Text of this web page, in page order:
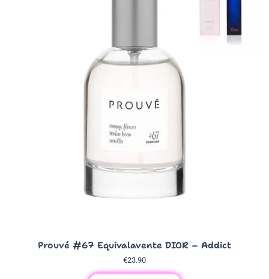
Prouvé #67 Equivalavente DIOR – Addict
€23.90